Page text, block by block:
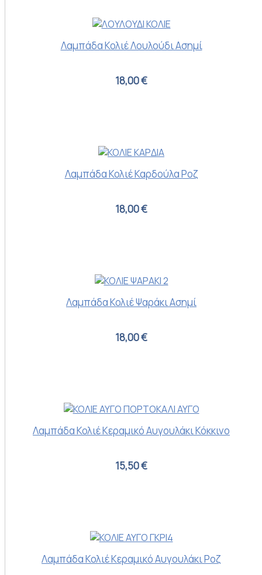
Λαμπάδα Κολιέ Λουλούδι Ασημί
18,00 €
Λαμπάδα Κολιέ Καρδούλα Ροζ
18,00 €
Λαμπάδα Κολιέ Ψαράκι Ασημί
18,00 €
Λαμπάδα Κολιέ Κεραμικό Αυγουλάκι Κόκκινο
15,50 €
Λαμπάδα Κολιέ Κεραμικό Αυγουλάκι Ροζ